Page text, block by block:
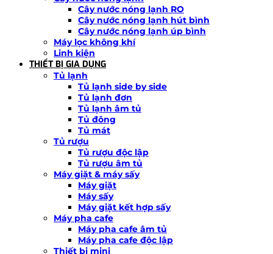
Cây nước nóng lạnh RO
Cây nước nóng lạnh hút bình
Cây nước nóng lạnh úp bình
Máy lọc không khí
Linh kiện
THIẾT BỊ GIA DỤNG
Tủ lạnh
Tủ lạnh side by side
Tủ lạnh đơn
Tủ lạnh âm tủ
Tủ đông
Tủ mát
Tủ rượu
Tủ rượu độc lập
Tủ rượu âm tủ
Máy giặt & máy sấy
Máy giặt
Máy sấy
Máy giặt kết hợp sấy
Máy pha cafe
Máy pha cafe âm tủ
Máy pha cafe độc lập
Thiết bị mini